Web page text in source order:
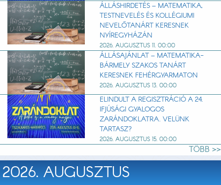
ÁLLÁSHIRDETÉS – MATEMATIKA,
TESTNEVELÉS ÉS KOLLÉGIUMI
NEVELŐTANÁRT KERESNEK
NYÍREGYHÁZÁN
2026. AUGUSZTUS 11. 00:00
ÁLLÁSAJÁNLAT – MATEMATIKA-
BÁRMELY SZAKOS TANÁRT
KERESNEK FEHÉRGYARMATON
2026. AUGUSZTUS 13. 00:00
ELINDULT A REGISZTRÁCIÓ A 24.
IFJÚSÁGI GYALOGOS
ZARÁNDOKLATRA. VELÜNK
TARTASZ?
2026. AUGUSZTUS 15. 00:00
TÖBB >>
2026. AUGUSZTUS